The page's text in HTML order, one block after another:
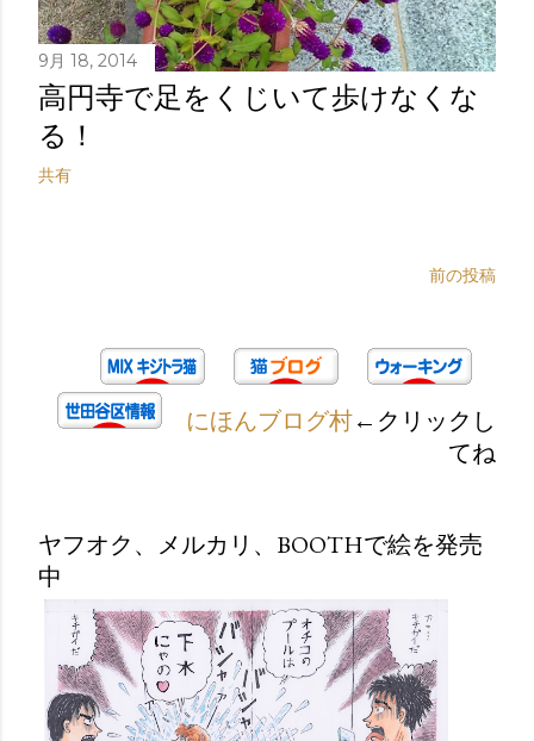
9月 18, 2014
高円寺で足をくじいて歩けなくな
る！
共有
前の投稿
にほんブログ村←クリックし
てね
ヤフオク、メルカリ、BOOTHで絵を発売
中